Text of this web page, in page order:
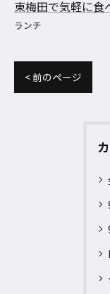
東梅田で気軽に食
ランチ
< 前のページ